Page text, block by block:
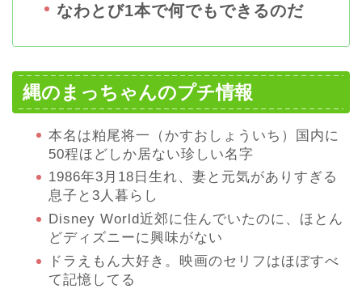
なわとび1本で何でもできるのだ
縄のまっちゃんのプチ情報
本名は粕尾将一（かすおしょういち）国内に
50程ほどしか居ない珍しい名字
1986年3月18日生れ、妻と元気がありすぎる
息子と3人暮らし
Disney World近郊に住んでいたのに、ほとん
どディズニーに興味がない
ドラえもん大好き。映画のセリフはほぼすべ
て記憶してる